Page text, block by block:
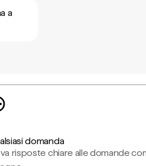
a
domanda
risposte chiare alle domande